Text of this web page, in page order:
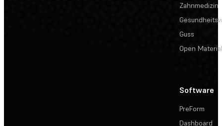
Zahnmedizin
Guss
Open
Software
PreForm
Dashboard